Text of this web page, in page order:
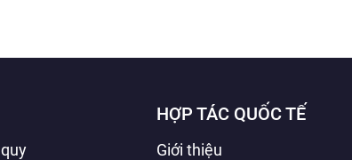
HỢP TÁC QUỐC TẾ
Giới thiệu